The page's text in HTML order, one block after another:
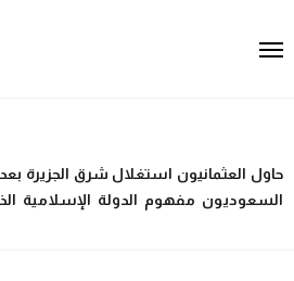
حاول العثمانيون استغلال شرق الجزيرة
السعوديون مفهوم الدولة الإسلامية